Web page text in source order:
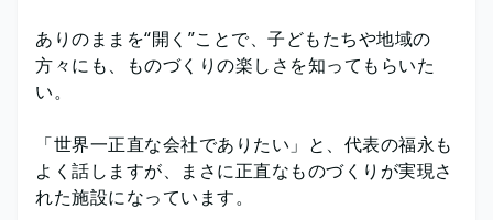
​ありのままを“開く”ことで、子どもたちや地域の
方々にも、ものづくりの楽しさを知ってもらいた
い。
「世界一正直な会社でありたい」と、代表の福永も
よく話しますが、​ まさに正直なものづくりが実現さ
れた施設になっています。​